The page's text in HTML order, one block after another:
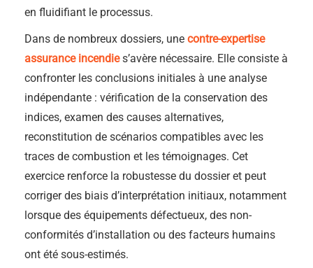
en fluidifiant le processus.
Dans de nombreux dossiers, une contre-expertise
assurance incendies’avère nécessaire. Elle consiste à
confronter les conclusions initiales à une analyse
indépendante : vérification de la conservation des
indices, examen des causes alternatives,
reconstitution de scénarios compatibles avec les
traces de combustion et les témoignages. Cet
exercice renforce la robustesse du dossier et peut
corriger des biais d’interprétation initiaux, notamment
lorsque des équipements défectueux, des non-
conformités d’installation ou des facteurs humains
ont été sous-estimés.